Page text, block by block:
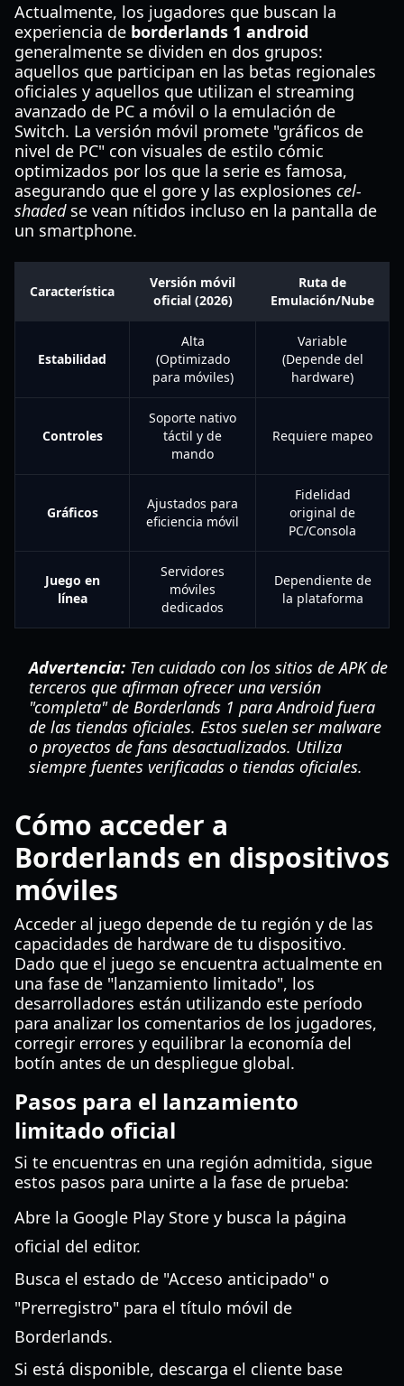
Actualmente, los jugadores que buscan la
experiencia de borderlands 1 android
generalmente se dividen en dos grupos:
aquellos que participan en las betas regionales
oficiales y aquellos que utilizan el streaming
avanzado de PC a móvil o la emulación de
Switch. La versión móvil promete "gráficos de
nivel de PC" con visuales de estilo cómic
optimizados por los que la serie es famosa,
asegurando que el gore y las explosiones cel-
shadedse vean nítidos incluso en la pantalla de
un smartphone.
Característica
Versión móvil
oficial (2026)
Ruta de
Emulación/Nube
Estabilidad
Alta
(Optimizado
para móviles)
Variable
(Depende del
hardware)
Controles
Soporte nativo
táctil y de
mando
Requiere mapeo
Gráficos
Ajustados para
eficiencia móvil
Fidelidad
original de
PC/Consola
Juego en
línea
Servidores
móviles
dedicados
Dependiente de
la plataforma
Advertencia: Ten cuidado con los sitios de APK de
terceros que afirman ofrecer una versión
"completa" de Borderlands 1 para Android fuera
de las tiendas oficiales. Estos suelen ser malware
o proyectos de fans desactualizados. Utiliza
siempre fuentes verificadas o tiendas oficiales.
Cómo acceder a
Borderlands en dispositivos
móviles
Acceder al juego depende de tu región y de las
capacidades de hardware de tu dispositivo.
Dado que el juego se encuentra actualmente en
una fase de "lanzamiento limitado", los
desarrolladores están utilizando este período
para analizar los comentarios de los jugadores,
corregir errores y equilibrar la economía del
botín antes de un despliegue global.
Pasos para el lanzamiento
limitado oficial
Si te encuentras en una región admitida, sigue
estos pasos para unirte a la fase de prueba:
Abre la Google Play Store y busca la página
oficial del editor.
Busca el estado de "Acceso anticipado" o
"Prerregistro" para el título móvil de
Borderlands.
Si está disponible, descarga el cliente base